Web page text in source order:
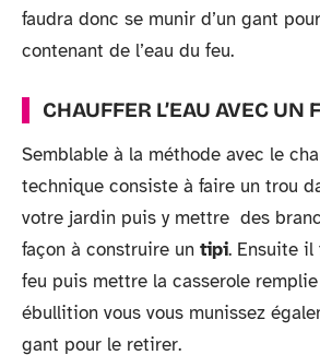
faudra donc se munir d’un gant
contenant de l’eau du feu.
CHAUFFER L’EAU AVEC UN
Semblable à la méthode avec le
technique consiste à faire un trou
votre jardin puis y mettre des
façon à construire un tipi. Ensuite il
feu puis mettre la casserole remplie
ébullition vous vous munissez
gant pour le retirer.